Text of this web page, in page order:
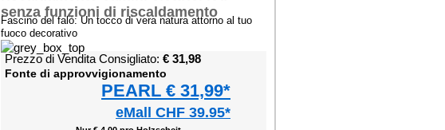
Fascino del falò: Un tocco di vera natura attorno al tuo
fuoco decorativo
Prezzo di Vendita Consigliato: € 31,98
Fonte di approvvigionamento
PEARL € 31,99*
eMall CHF 39.95*